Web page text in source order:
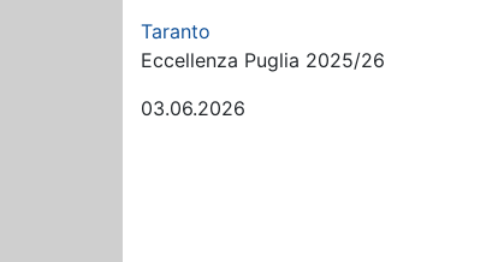
Taranto
Eccellenza Puglia 2025/26
03.06.2026